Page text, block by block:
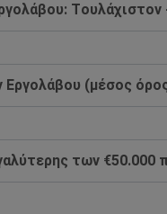
Tουλάχιστον
Εργολάβου (μέσος
των €50.000